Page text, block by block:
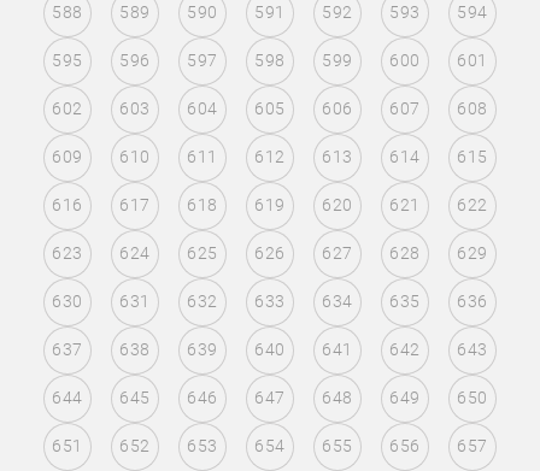
588 589 590 591 592 593 594
595 596 597 598 599 600 601
602 603 604 605 606 607 608
609 610 611 612 613 614 615
616 617 618 619 620 621 622
623 624 625 626 627 628 629
630 631 632 633 634 635 636
637 638 639 640 641 642 643
644 645 646 647 648 649 650
651 652 653 654 655 656 657